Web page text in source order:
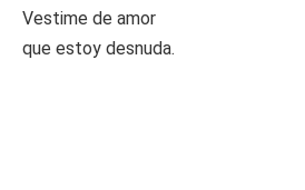
Vestime de amor
que estoy desnuda.